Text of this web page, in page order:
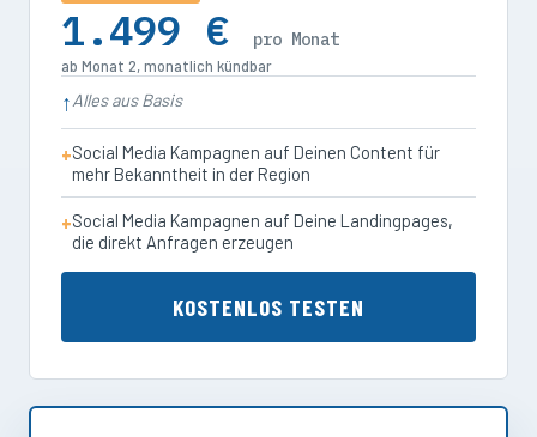
1.499 € pro Monat
ab Monat 2, monatlich kündbar
Alles aus Basis
Social Media Kampagnen auf Deinen Content für
mehr Bekanntheit in der Region
Social Media Kampagnen auf Deine Landingpages,
die direkt Anfragen erzeugen
KOSTENLOS TESTEN